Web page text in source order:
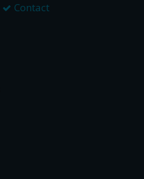
Contact